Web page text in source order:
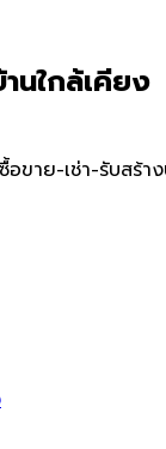
นใกล้เคียง
ซื้อขาย-เช่า-รับสร้า